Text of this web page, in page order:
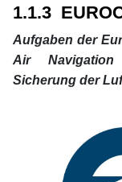
1.1.3
Aufgaben der
Air Navigation
Sicherung der